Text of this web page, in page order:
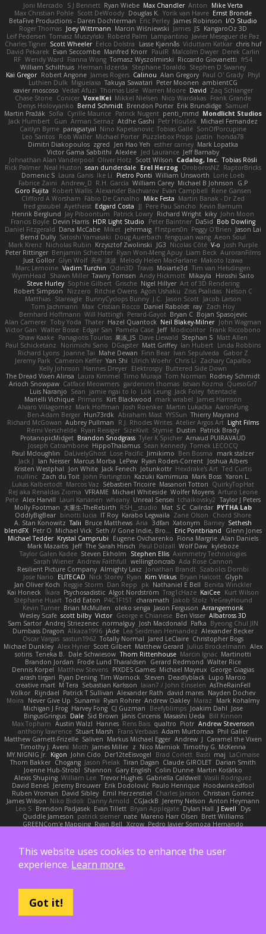
Joni Mercado S J Bennett Ryan Wiebe Max Chandler Anton
Mike Verta
Max Christian Pohle Scott DeWoody Douglas K. Yorik van Havre Ernst Bronde
BetaFive Productions - Daren Dochterman Eric Perley James Robinson I/O Studio
Roger Thomas Joey Wittmann Marcin Wiśniewski James JS KangaroOz 3D
Leif Pedersen Tomasz Muszyński Roberd Palm Lampantino Javier Meseguer de Paz
Charles Tigner Scott Wheeler Eelco Dolstra Lasse Kjønnås Viduttam Katkar chris huf
David Pekarek Evan Seccombe Manfred Knorr PaulR Malcolm Dwyer Derek Carlin
RF Wendy Ward Fianna Wong Tomasz Wyszolmirski Riccardo Giovanetti fr54
William Schilthuis Herman Idzerda Stephane Toraldo Stephen D Swaney
Kai Gregor Robert Angone James Rogers Calinou Alan Gregory Paul O' Grady Phyl
Luthien Dulk Miguelaxa Takuya Sawatari Peter Moonen ambientCG
xavier moscoso Vedat Afuzi Thomas Lisle Warren Moore David Zaq Schlanger
Chase Stone Conicer VoxelKei Mikkel Nielsen Nico Wardakas Frank Grande
Denys Holovyanko Bernd Schmidt Brendon Porter Erik Brundidge Samuel
Martin Pražák Sofia Cyrille Maurice Patrick Nugent penti_mmd Mondlicht Studios
Jack Humbert Gun Arman Sernaz Atdhe Gashi Petr Hloušek
Michael Fernandez
Caitlyn Byrne paragsatyal Nino Kapetanovic Tobias Gallé SonOfPorcupine
Leo Santos Rob Waller Michael Porter Puzzlebox Props Justin
honda78
Dimitri Diakopoulos zgred Jen Hao Yeh esther carney Mark Lopatka
Victor Gama Sabbithi Alexlee Jed Laurance Jeff Barnaby
Johnathan Alan Vanderpool Oliver Hotz Scott Wilson Cadalog, Inc. Tobias Rösli
Rick Palmer Neal Huston sean dunderdale Erel Herzog OroborosNZ RaptorBricks
Domenic S Laura Ganis Ike Li Pietro Ponti William Unsworth Lorie Loeb
Fabrice Zaini Andrew_D R.H. García William Carey Michael B Johnson
G.P
Goro Fujita Robert Wallis Alexander Bachvarov Evan Campbell Rene Gansen
Clifford A Worsham Fábio De Carvalho Mike Festa Martin Banak - Dr Zed
fred gissubel Ayetheist Edgard Costa JJ Pere Pau Sancho Kevin Barnum
Henrik Berglund Jay Piboontum Patrick Lowry Richard Wright kiky John Moon
Francis Boyle Devin Harris HDR Light Studio Peter Baintner Da5id Bob Dowling
Daniel Fitzgerald Dana McCabe Miket jehrmaig f1rstpers0n Peggy O'Brien Jason Lai
Bernd Dully Satoshi Yamasaki Doug Auerbach fengquan wang Aeon Soul
Mark Krenz Nicholas Rubin Krzysztof Zwolinski JG3 Nicolas Côté V-o Josh Purple
Peter Rittinger Benjamin Schechter Ryan Won-Meng Apuy Liam Beck AuroranFilms
Just Gollor Glyn Wolf 亮作 淡波 Melody Helen MacFarlane Makoto Izawa
Marc Lemoine Vadim Turchin Odin3D Travis Moiarte3d Tim van Helsdingen
WyrmHead
Shawn Miller Tawny Tomsen Andy Hickmott Mikayla
Hiroshi Saito
Steve Hurley Sophie Gilbert Grische Nigel Hillyer Art of 3D Rendering
Robert Simpson
Nizzero Ritchie Owens Agon Ushaku Zisis Psalidas Nelson C
Matthias Stareagle BunnyCyclops Bunny J.C. Jason Scott Jacob Larson
Tom Jachmann
Max Cristian Rocco Daniel Raboldt ray Zach Hoy
Bernhard Hoffmann Will Hattingh Perard-Gayot Bryan C Bojan Spasojevic
Alan Camerer Toby Yoda Thater Hazel Quantock Neil Blakey-Milner John Wagman
Victor Gan Walter Bosse Edgar San Pamela Case Jeff Modicolitor Frank Riccobono
Shaw Kaake Panagiotis Tourlas 果冻_JS Dave Liewald Stephan S Matt Allen
Paul Schicketanz
Norimichi Sano DGagster Matt Griffey Ian Hubert Linda Robbins
Richard Lyons Joanne Tai Mahe Dewan Finn Bear Ivan Sepulveda
Gabor Z
Jeremy Park
Cameron Keffer Yan Shi Ulrich Woehr Chris Li
Zachary Capalbo
Kelly Johnson Hannes Dreyer Elektrospy Buttered Side Down
The Dread Vixen Alinsa Laura Kimmel Timo Muraja Tom Norman Rodney Schmidt
Arioch Snowpaw Catface Meowmers gardeninn thomas Istvan Kozma QuesoGr7
Luis Naranjo Sean jamie ngai to lo Lök Leung Jack Foley fxtentacle
Marielli Vichique Primaris Kirt Blackwood mark wrabel James Harrison
Alvaro Villagomez Mark Hoffman Josh Roenker Martin Lukačka AaronFung
Ben-Adam Berger Hun73rdk Abraham Mast YYSSun Thierry Mayrand
Richard McGowan Aubrey Pullman R.J. Rhodes Writes Atelier Argos Art Light Films
Rémi Verschelde Ryan Reisiger SizeKivit Stymie Dustin
Patrick Brady
ProtanopicMidget Brandon Snodgrass Tyler K Spicher Arnaud PUIRAVAUD
Joseph Catrambone HippoThalamus Sean Kennedy Tomek LECOCQ
Paul Mcloughlin
DaLivelyGhost Lose Pacific Jimikimo Ben Bosma
mark stalzer
Jack J
Ian Neisser Marcus Morba LePew Ryan Roden-Corrent Joshua Albers
Kristen Westphal
Jon White Jack Fenech Jotunkottr Hexdrake's Art Ted Curtis
nullinc Zach du Toit John Partington Kazuki Kamimura Mark Boss Yaron L.
Lukas Kalbertodt Marcos Vaz Sébastien Tricoire Masanori Tottori QuirkyTopHat
ReJ aka Renaldas Zioma VFRAME Michael Whiteside Wolfer Moyens Arturo Leone
Pete Alex Harvill Lauri Kananen wheany Unreal Sensei tchaikovsky2 Taylor J Peters
Molly Footman 大重生-TheRebirth RSH__studio Mat S C Cailrdar PYTHA Lab
OddlyBigBear binotti lucia IT Roy Karabo Legwaila Zane Olson
Chord Shore
A. Stan Konowitz Talii Bruce Matthews Aria 3dfan Xatonym Barney Sethesh
blendFX Petr O Michael Vick Seth // Gone Indie, Bro... Eric Pontbriand
Glenn Jones
Michael Tedder Krystal Camprubi Eugene Ovcharenko Fiona Margrie Alan Daniels
Mark Mazaitis Jeff The Sarah Hirsch Paul Dolzall Wolf Daw kyleboze
Taylor Galen Kadee Steven Ekholm Stephen Ellis Aximmetry Technologies
Sarah Wiener Andrew Faithfull wellingtoncrab Ada Rose Cannon
Resilient Picture Company Almighty Laxz Jonathan Brandt Szabolcs Dombi
Jose Nario
ELITECAD Nick Storey Ryan Kim Vitkus Bryan Halcott Glyph
Jan Oliver Koch Reggie Storm Dan Repp pk Nathaniel E Bell Benita Winckler
Kai Honeck Íkara Psychosadistic Algot Nordström Trag1cHaze KaiCee Kurt Wilson
Stéphane Huart Todd Eaton P4C1F15T charamath Jakob Stolz YeGrayHound
Kevin Turner Brian McMullen oleko senga Jason Ferguson Arrangemonk
Wesley Scafe scott bilby Victor George e Chianese Ben Visser Albatross 3D
Sam Sartor Andrej Striezenec normalguy Josh Macdonald Pafka Byeong Chul JIN
Dumbass Dragon Alkaza1996 jAde Lea Seidman Hernandez Alexander Becker
Oscar Vargas sastun1962 Totally Normal Jared LeClaire Christopher Bogs
Michael Dunkley Alex Hyner Scott Gilbert Matthew Gerard Julius Brockelmann Alex
sotiris Teneka B. Dale Schwiesow Thom Rittenhouse Marcin Ignac Martinotti
Brandon Jordan Frode Lund Tharaldsen Gerard Redmond Walter Rice
Dennis Korpel Matthew Stevens PIXDES Games Michael Mayeux George Giagias
arash tirgari Ryan Dening Tim Warnock Steven Deadlyblack Lupo Marcio
creative mart M Tera Sebastian Karlsson Iaian7 / John Einselen AsTheRainFell
Volkor Rijndael Patrick T Sullivan Alexander Rath david mares Nayden Dochev
Moira
Never Give Up Sunamii Ryan Rohrer Andrew Oakley Maraz
Mark Kohalmy
Michigan J Frog Harvey Fong CJ Guzman Beefyblimps Joakim Dahl Jose
BingusGringus Dale Sid Brown Jānis Circenis Masashi Ueda
Bill Kinnon
Max Topham Austin Walzl Hannes Rens Bais qualtro Piotr Andrew Stevenson
anthony lawrence Stuart Marsh Frans Verbaas Adam Murtomaa Phil Galler
Matthew Garnett-Frizelle Saliven Markus Michael Egger Andrew J Caramel the Vixen
Timothy J. Aveni Moth James Miller z Nico Marniok Timothy G. McKenna
MY.NIGNIG Jr. Kigon John Cido Der12teEisvogel Brad Corlett Basti maj LaCimaise
Thom Bakker Chogang Jason Pielak Tiran Dagan Claude GIROLET Darian Smith
Joenne Hub-Strobl Shannon Gary English Colin Dunne Martin Koťátko
Alexis Shuping William Lee Trevor Hughes Gabriella Caldwell Vasili Rodriguez
David Beneš Jeremy Brouwer Erik Dodolović Paulo Henrique Hoodwinkedfool
Ruben Vroman David Sibley Emil Herzenstiel Charles Janson Christian Gomez
James Wilson Niko Bidoli Danny Arnold CGJackB Jeremy Nelson Anton Heymann
Leo S Brendon Padjasek Evan Tillett Bryan Applegate Dylan Hall J Ewell
Dys
Quddle Jameson patrick siemer nate Mareno Harr Olsen Brett Williams
GREENCom'e Mapping Ryan Bell Xcrow Pedro Javier Somoza Hernando
henrik rasmussen
Ransom Bergen Andreas Wetter
PD100 Academy of Art Clafoutis Arttu Piisila JeffChristiansen Daniel Phakos
SETH WEBER Sebastian Witt Tom Pike
Zack Bishop
Rouge guy brandon dudley
Daniel Schmid Leal
macoll macoll Brandon Joffe
Bruno Yudi Daddios Studios
This website uses cookies to enhance the user
experience. Learn more.
Got it!